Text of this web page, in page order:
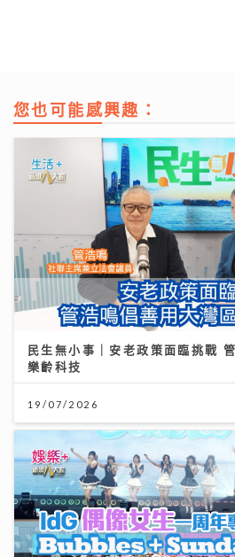
您也可能感興趣：
民生無小事｜安老政策面臨挑戰
樂齡科技
19/07/2026